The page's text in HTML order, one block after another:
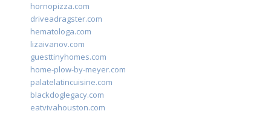
hornopizza.com
driveadragster.com
hematologa.com
lizaivanov.com
guesttinyhomes.com
home-plow-by-meyer.com
palatelatincuisine.com
blackdoglegacy.com
eatvivahouston.com